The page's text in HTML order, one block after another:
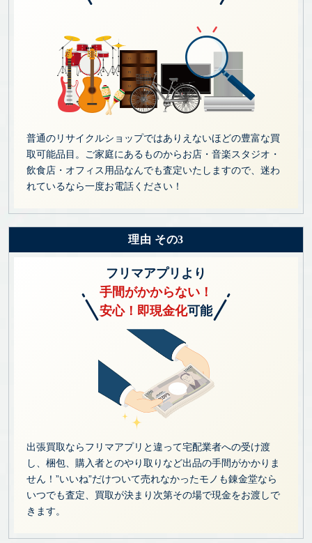
普通のリサイクルショップではありえないほどの豊富な買
取可能品目。ご家庭にあるものからお店・音楽スタジオ・
飲食店・オフィス用品なんでも査定いたしますので、迷わ
れているなら一度お電話ください！
理由 その3
フリマアプリより
手間がかからない！
安心！即現金化可能
出張買取ならフリマアプリと違って宅配業者への受け渡
し、梱包、購入者とのやり取りなど出品の手間がかかりま
せん！”いいね”だけついて売れなかったモノも錬金堂なら
いつでも査定、買取が決まり次第その場で現金をお渡しで
きます。